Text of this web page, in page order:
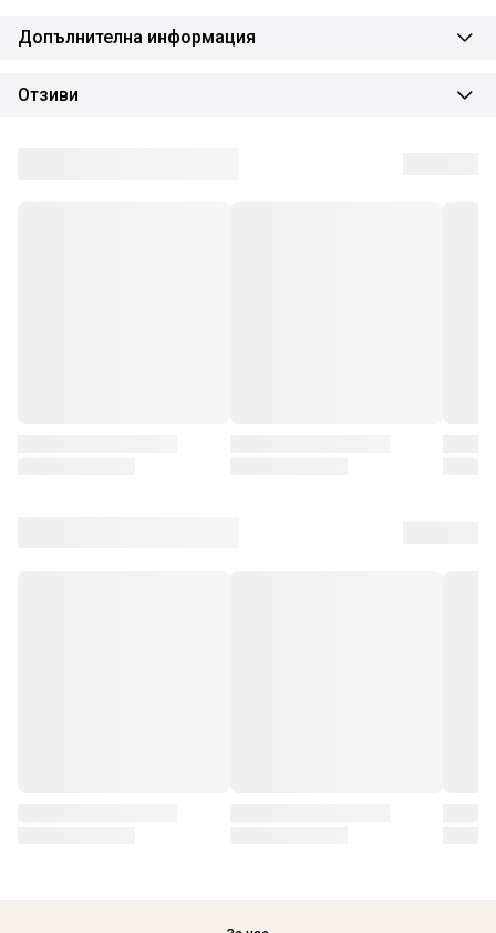
Допълнителна информация
Отзиви